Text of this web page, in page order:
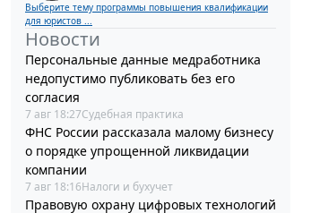
Выберите тему программы повышения квалификации
для юристов ...
Новости
Персональные данные медработника
недопустимо публиковать без его
согласия
7 авг 18:27Судебная практика
ФНС России рассказала малому бизнесу
о порядке упрощенной ликвидации
компании
7 авг 18:16Налоги и бухучет
Правовую охрану цифровых технологий